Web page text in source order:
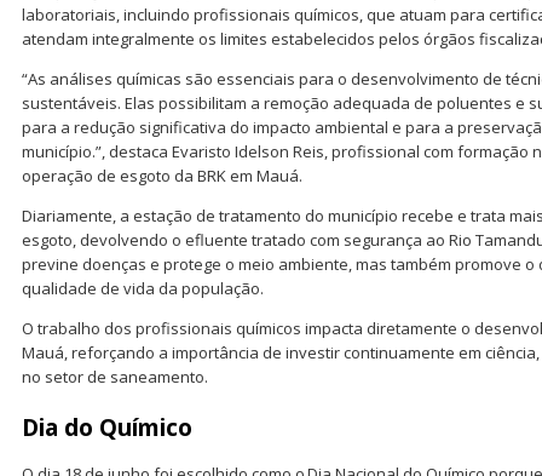
laboratoriais, incluindo profissionais químicos, que atuam para
atendam integralmente os limites estabelecidos pelos órgãos
“As análises químicas são essenciais para o desenvolvimento de
sustentáveis. Elas possibilitam a remoção adequada de poluentes e
para a redução significativa do impacto ambiental e para a
município.”, destaca Evaristo Idelson Reis, profissional com formação
operação de esgoto da BRK em Mauá.
Diariamente, a estação de tratamento do município recebe e trata
esgoto, devolvendo o efluente tratado com segurança ao Rio
previne doenças e protege o meio ambiente, mas também promove
qualidade de vida da população.
O trabalho dos profissionais químicos impacta diretamente o
Mauá, reforçando a importância de investir continuamente em
no setor de saneamento.
Dia do Químico